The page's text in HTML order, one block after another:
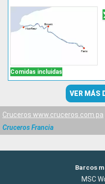
Comidas incluidas
VER MÁS
Cruceros www.cruceros.com.pa
Cruceros Francia
Barcos
MSC